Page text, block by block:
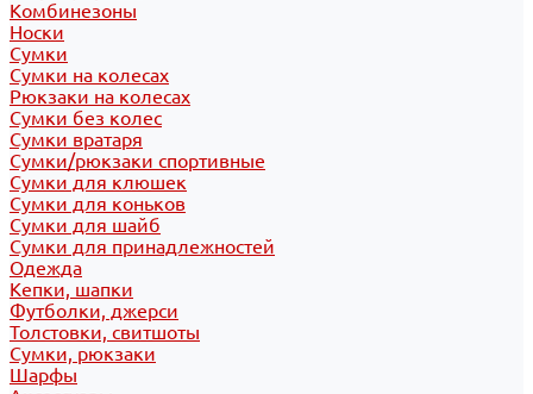
Комбинезоны
Носки
Сумки
Сумки на колесах
Рюкзаки на колесах
Сумки без колес
Сумки вратаря
Сумки/рюкзаки спортивные
Сумки для клюшек
Сумки для коньков
Сумки для шайб
Сумки для принадлежностей
Одежда
Кепки, шапки
Футболки, джерси
Толстовки, свитшоты
Сумки, рюкзаки
Шарфы